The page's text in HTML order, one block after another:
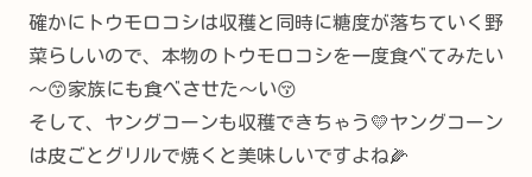
確かにトウモロコシは収穫と同時に糖度が落ちていく野
菜らしいので、本物のトウモロコシを一度食べてみたい
～😙家族にも食べさせた～い😚
そして、ヤングコーンも収穫できちゃう💛ヤングコーン
は皮ごとグリルで焼くと美味しいですよね🌽